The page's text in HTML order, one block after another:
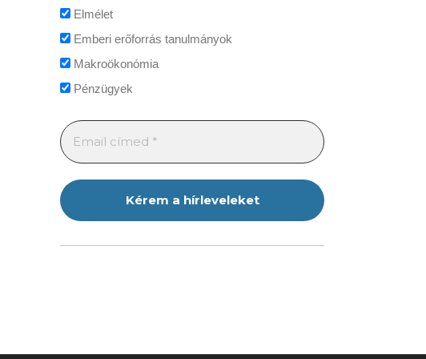
Elmélet
Emberi erőforrás tanulmányok
Makroökonómia
Pénzügyek